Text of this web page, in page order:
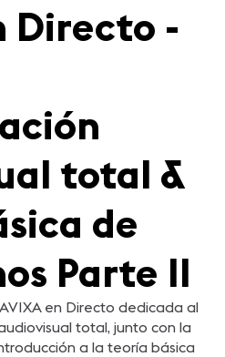
Directo -
total &
de
Parte II
en Directo dedicada al
total, junto con la
a la teoría básica